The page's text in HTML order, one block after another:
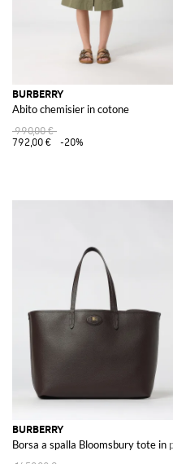
BURBERRY
Abito chemisier in cotone
990,00 €
792,00 €
-20%
BURBERRY
Borsa a spalla Bloomsbury tote in